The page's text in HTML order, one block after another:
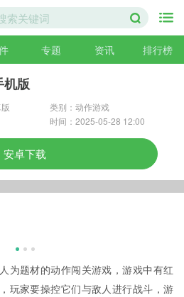
专题 资讯 排行榜
机版
类别：动作游戏
时间：2025-05-28 12:00
安卓下载
为题材的动作闯关游戏，游戏中有红
玩家要操控它们与敌人进行战斗，游